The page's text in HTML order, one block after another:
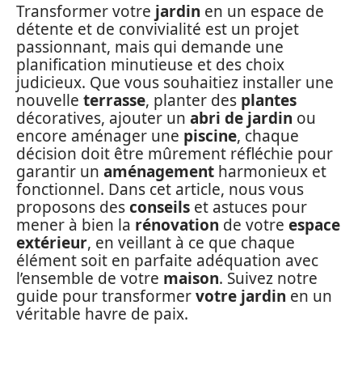
Transformer votre jardin en un espace de
détente et de convivialité est un projet
passionnant, mais qui demande une
planification minutieuse et des choix
judicieux. Que vous souhaitiez installer une
nouvelle terrasse, planter des plantes
décoratives, ajouter un abri de jardin ou
encore aménager une piscine, chaque
décision doit être mûrement réfléchie pour
garantir un aménagement harmonieux et
fonctionnel. Dans cet article, nous vous
proposons desconseils et astuces pour
mener à bien la rénovation de votre espace
extérieur, en veillant à ce que chaque
élément soit en parfaite adéquation avec
l’ensemble de votre maison. Suivez notre
guide pour transformervotre jardin en un
véritable havre de paix.